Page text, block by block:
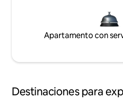
Apartamento con
Destinaciones para